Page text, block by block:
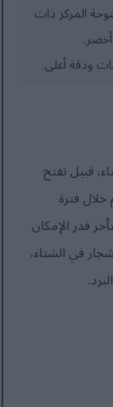
المركز ذات
ودقة أعلى.
قبيل تفتح
فترة
قدر الإمكان
في الشتاء،